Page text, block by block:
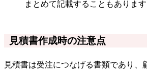
まとめて記載することもあります
見積書作成時の注意点
見積書は受注につなげる書類であり、